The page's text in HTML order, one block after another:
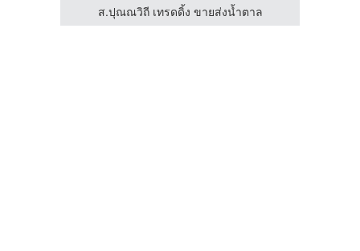
ส.ปุณณวิถี เทรดดิ้ง ขายส่งน้ำตาล